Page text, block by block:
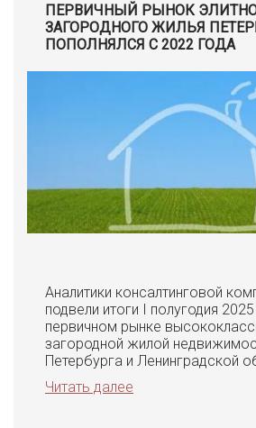
ПЕРВИЧНЫЙ РЫНОК
ЗАГОРОДНОГО ЖИЛЬЯ
ПОПОЛНЯЛСЯ С 2022 ГОДА
Аналитики консалтинговой
подвели итоги I полугодия
первичном рынке
загородной жилой
Петербурга и Ленинградской
Читать далее